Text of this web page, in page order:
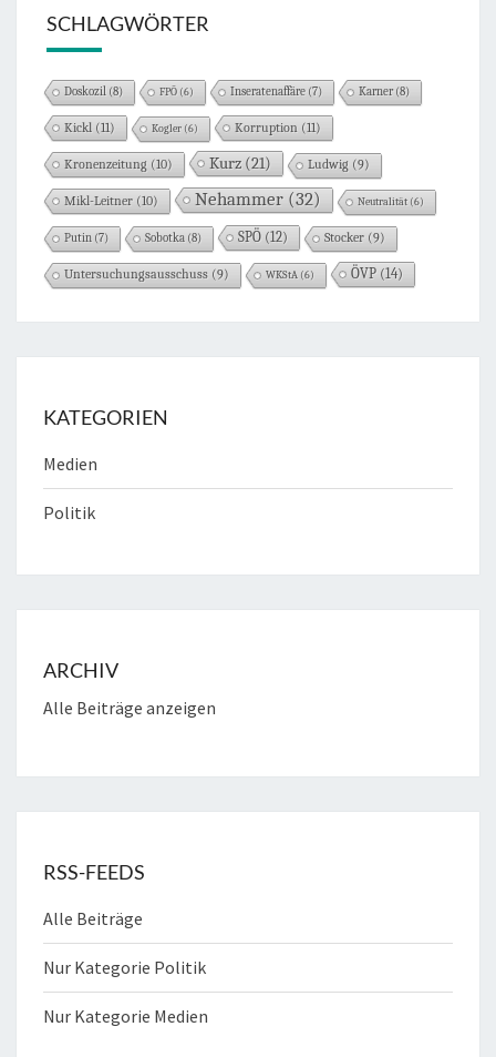
SCHLAGWÖRTER
Doskozil (8) FPÖ (6) Inseratenaffäre (7) Karner(8)
Kickl (11) Kogler (6) Korruption (11)
Kronenzeitung (10) Kurz (21) Ludwig (9)
Mikl-Leitner (10) Nehammer (32) Neutralität (6)
Putin (7) Sobotka (8) SPÖ (12) Stocker (9)
Untersuchungsausschuss (9) WKStA (6) ÖVP (14)
KATEGORIEN
Medien
Politik
ARCHIV
Alle Beiträge anzeigen
RSS-FEEDS
Alle Beiträge
Nur Kategorie Politik
Nur Kategorie Medien